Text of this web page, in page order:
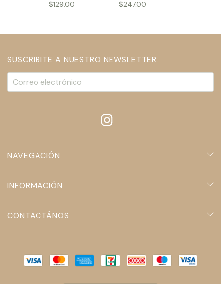
$129.00 $247.00
SUSCRIBITE A NUESTRO NEWSLETTER
NAVEGACIÓN
INFORMACIÓN
CONTACTÁNOS